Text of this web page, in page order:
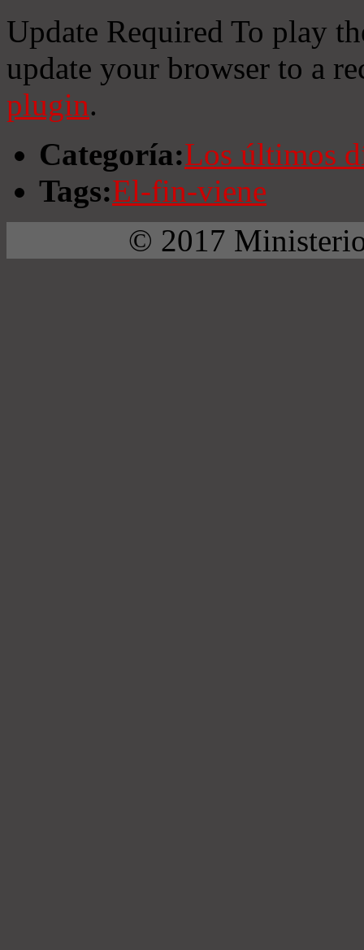
Update Required To play
update your browser to a
plugin.
Categoría:Los últimos
Tags:El-fin-viene
© 2017